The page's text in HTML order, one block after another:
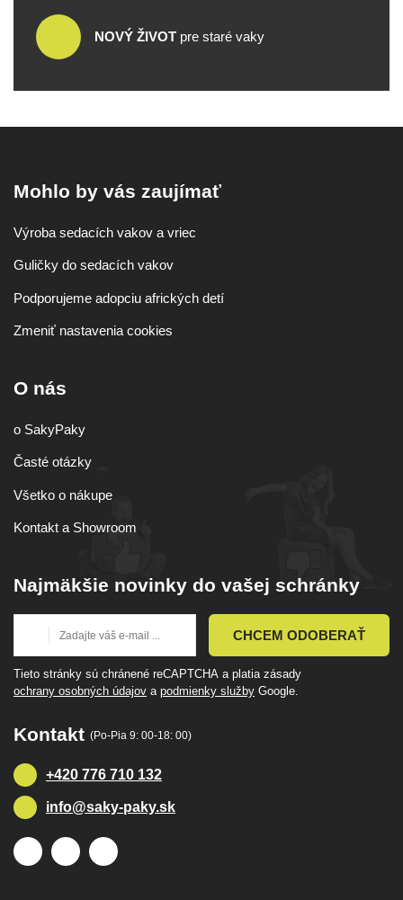
NOVÝ ŽIVOT pre staré vaky
Mohlo by vás zaujímať
Výroba sedacích vakov a vriec
Guličky do sedacích vakov
Podporujeme adopciu afrických detí
Zmeniť nastavenia cookies
O nás
o SakyPaky
Časté otázky
Všetko o nákupe
Kontakt a Showroom
Najmäkšie novinky do vašej schránky
CHCEM ODOBERAŤ
Tieto stránky sú chránené reCAPTCHA a platia zásady
ochrany osobných údajov a podmienky služby Google.
Kontakt (Po-Pia 9: 00-18: 00)
+420 776 710 132
info@saky-paky.sk